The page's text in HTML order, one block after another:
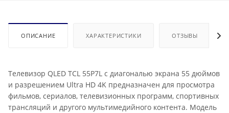
ОПИСАНИЕ ХАРАКТЕРИСТИКИ ОТЗЫВЫ
Телевизор QLED TCL 55P7L с диагональю экрана 55 дюймов
и разрешением Ultra HD 4K предназначен для просмотра
фильмов, сериалов, телевизионных программ, спортивных
трансляций и другого мультимедийного контента. Модель